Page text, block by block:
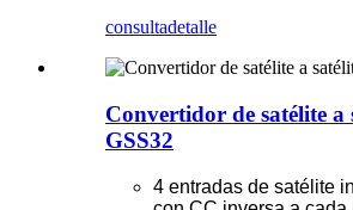
consultadetalle
Convertidor de satélite a
GSS32
4 entradas de satélite